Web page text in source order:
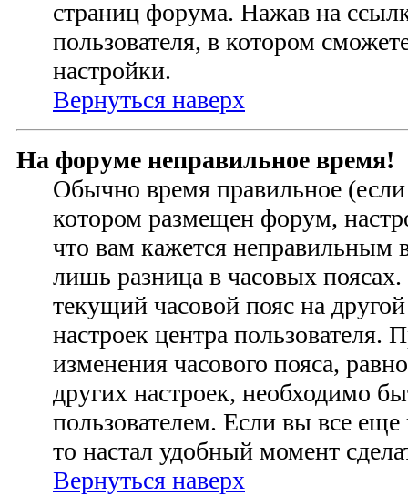
страниц форума. Нажав на
пользователя, в котором
настройки.
Вернуться наверх
На форуме неправильное время!
Обычно время правильное (если
котором размещен форум,
что вам кажется неправильным
лишь разница в часовых
текущий часовой пояс на
настроек центра пользователя.
изменения часового пояса,
других настроек, необходимо
пользователем. Если вы все еще
то настал удобный момент
Вернуться наверх